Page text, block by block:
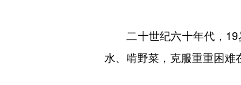
二十世纪六十年代，19岁
水、啃野菜，克服重重困难